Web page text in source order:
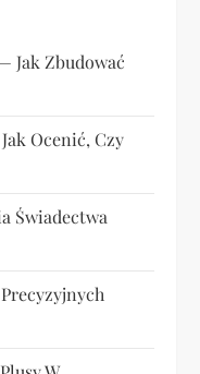
Jak Zbudować
Ocenić, Czy
Świadectwa